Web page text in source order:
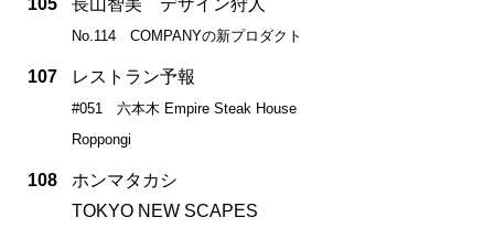
105 長山智美 デザイン狩人
No.114 COMPANYの新プロダクト
107 レストラン予報
#051 六本木 Empire Steak House
Roppongi
108
ホンマタカシ
TOKYO NEW SCAPES